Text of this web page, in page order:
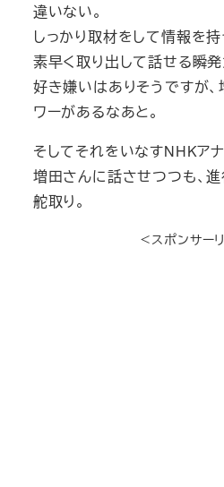
違いない。
しっかり取材をして情報を
素早く取り出して話せる瞬発
好き嫌いはありそうですが
ワーがあるなあと。
そしてそれをいなすNHKア
増田さんに話させつつも、
舵取り。
＜スポンサー